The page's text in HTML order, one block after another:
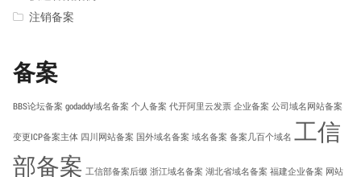
注销备案
备案
BBS论坛备案 godaddy域名备案 个人备案 代开阿里云发票 企业备案 公司域名网站备案
变更ICP备案主体 四川网站备案 国外域名备案 域名备案 备案几百个域名 工信
部备案 工信部备案后缀 浙江域名备案 湖北省域名备案 福建企业备案 网站